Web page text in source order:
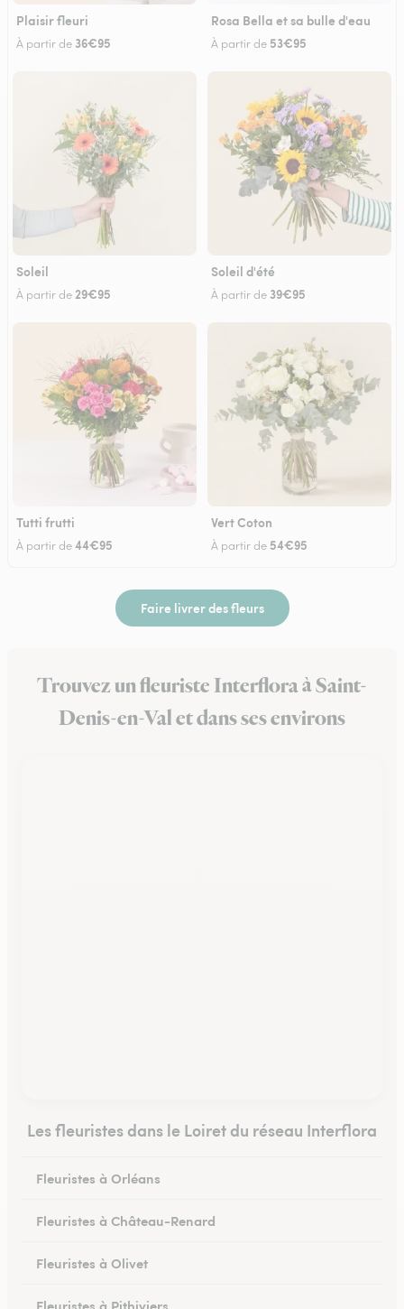
Plaisir fleuri
À partir de 36€95
Rosa Bella et sa bulle d'eau
À partir de 53€95
Soleil
À partir de 29€95
Soleil d'été
À partir de 39€95
Tutti frutti
À partir de44€95
Vert Coton
À partir de 54€95
Faire livrer des fleurs
Trouvez un fleuriste Interflora à Saint-
Denis-en-Val et dans ses environs
Les fleuristes dans le Loiret du réseau Interflora
Fleuristes à Orléans
Fleuristes à Château-Renard
Fleuristes à Olivet
Fleuristes à Pithiviers